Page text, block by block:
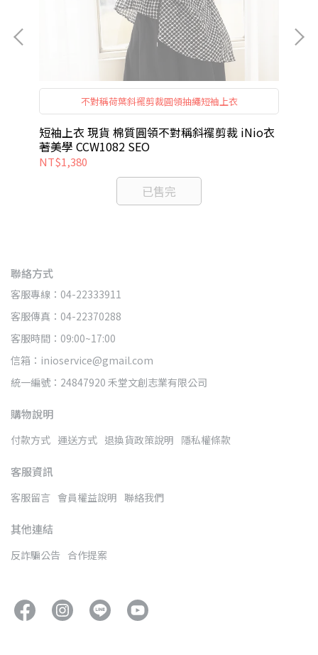
不對稱荷葉斜襬剪裁圓領抽繩短袖上衣
短袖上衣 現貨 棉質圓領不對稱斜襬剪裁 iNio衣
著美學 CCW1082 SEO
NT$1,380
已售完
聯絡方式
客服專線：04-22333911
客服傳真：04-22370288
客服時間：09:00~17:00
信箱：inioservice@gmail.com
統一編號：24847920 禾堂文創志業有限公司
購物說明
付款方式 運送方式 退換貨政策說明 隱私權條款
客服資訊
客服留言 會員權益說明 聯絡我們
其他連結
反詐騙公告 合作提案